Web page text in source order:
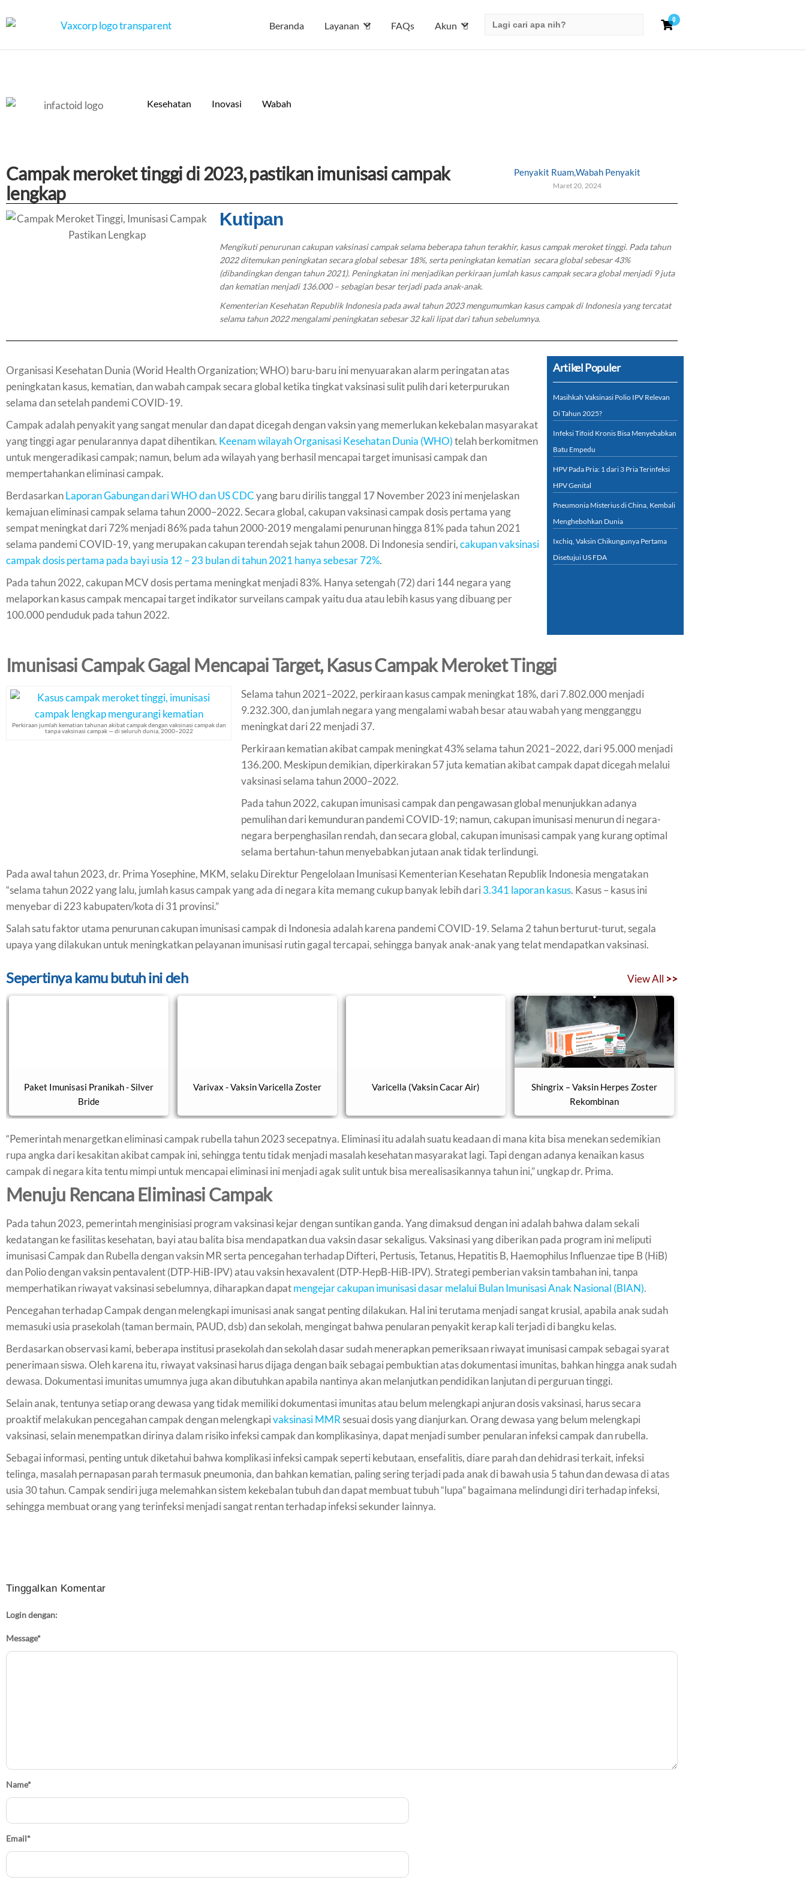
Beranda Layanan FAQs Akun
for:
0
Kesehatan Inovasi Wabah
Campak meroket tinggi di 2023, pastikan imunisasi campak
lengkap
Penyakit Ruam,Wabah Penyakit
Maret 20, 2024
Kutipan
Mengikuti penurunan cakupan vaksinasi campak selama beberapa tahun terakhir, kasus campak meroket tinggi. Pada tahun
2022 ditemukan peningkatan secara global sebesar 18%, serta peningkatan kematian secara global sebesar 43%
(dibandingkan dengan tahun 2021). Peningkatan ini menjadikan perkiraan jumlah kasus campak secara global menjadi 9 juta
dan kematian menjadi 136.000 – sebagian besar terjadi pada anak-anak.
Kementerian Kesehatan Republik Indonesia pada awal tahun 2023 mengumumkan kasus campak di Indonesia yang tercatat
selama tahun 2022 mengalami peningkatan sebesar 32 kali lipat dari tahun sebelumnya.
Organisasi Kesehatan Dunia (Worid Health Organization; WHO) baru-baru ini menyuarakan alarm peringatan atas
peningkatan kasus, kematian, dan wabah campak secara global ketika tingkat vaksinasi sulit pulih dari keterpurukan
selama dan setelah pandemi COVID-19.
Campak adalah penyakit yang sangat menular dan dapat dicegah dengan vaksin yang memerlukan kekebalan masyarakat
yang tinggi agar penularannya dapat dihentikan. Keenam wilayah Organisasi Kesehatan Dunia (WHO)telah berkomitmen
untuk mengeradikasi campak; namun, belum ada wilayah yang berhasil mencapai target imunisasi campak dan
mempertahankan eliminasi campak.
BerdasarkanLaporan Gabungan dari WHO dan US CDCyang baru dirilis tanggal 17 November 2023 ini menjelaskan
kemajuan eliminasi campak selama tahun 2000–2022. Secara global, cakupan vaksinasi campak dosis pertama yang
sempat meningkat dari 72% menjadi 86% pada tahun 2000-2019 mengalami penurunan hingga 81% pada tahun 2021
selama pandemi COVID-19, yang merupakan cakupan terendah sejak tahun 2008. Di Indonesia sendiri,cakupan vaksinasi
campak dosis pertama pada bayi usia 12 – 23 bulan di tahun 2021 hanya sebesar 72%.
Pada tahun 2022, cakupan MCV dosis pertama meningkat menjadi 83%. Hanya setengah (72) dari 144 negara yang
melaporkan kasus campak mencapai target indikator surveilans campak yaitu dua atau lebih kasus yang dibuang per
100.000 penduduk pada tahun 2022.
Artikel Populer
Masihkah Vaksinasi Polio IPV Relevan
Di Tahun 2025?
Infeksi Tifoid Kronis Bisa Menyebabkan
Batu Empedu
HPV Pada Pria: 1 dari 3 Pria Terinfeksi
HPV Genital
Pneumonia Misterius di China, Kembali
Menghebohkan Dunia
Ixchiq, Vaksin Chikungunya Pertama
Disetujui US FDA
Imunisasi Campak Gagal Mencapai Target, Kasus Campak Meroket Tinggi
Perkiraan jumlah kematian tahunan akibat campak dengan vaksinasi campak dan
tanpa vaksinasi campak — di seluruh dunia, 2000–2022
Selama tahun 2021–2022, perkiraan kasus campak meningkat 18%, dari 7.802.000 menjadi
9.232.300, dan jumlah negara yang mengalami wabah besar atau wabah yang mengganggu
meningkat dari 22 menjadi 37.
Perkiraan kematian akibat campak meningkat 43% selama tahun 2021–2022, dari 95.000 menjadi
136.200. Meskipun demikian, diperkirakan 57 juta kematian akibat campak dapat dicegah melalui
vaksinasi selama tahun 2000–2022.
Pada tahun 2022, cakupan imunisasi campak dan pengawasan global menunjukkan adanya
pemulihan dari kemunduran pandemi COVID-19; namun, cakupan imunisasi menurun di negara-
negara berpenghasilan rendah, dan secara global, cakupan imunisasi campak yang kurang optimal
selama bertahun-tahun menyebabkan jutaan anak tidak terlindungi.
Pada awal tahun 2023, dr. Prima Yosephine, MKM, selaku Direktur Pengelolaan Imunisasi Kementerian Kesehatan Republik Indonesia mengatakan
“selama tahun 2022 yang lalu, jumlah kasus campak yang ada di negara kita memang cukup banyak lebih dari 3.341 laporan kasus. Kasus – kasus ini
menyebar di 223 kabupaten/kota di 31 provinsi.”
Salah satu faktor utama penurunan cakupan imunisasi campak di Indonesia adalah karena pandemi COVID-19. Selama 2 tahun berturut-turut, segala
upaya yang dilakukan untuk meningkatkan pelayanan imunisasi rutin gagal tercapai, sehingga banyak anak-anak yang telat mendapatkan vaksinasi.
Sepertinya kamu butuh ini deh View All >>
Paket Imunisasi Pranikah - Silver
Bride
Varivax - Vaksin Varicella Zoster Varicella (Vaksin Cacar Air)
Shingrix – Vaksin Herpes Zoster
Rekombinan
“Pemerintah menargetkan eliminasi campak rubella tahun 2023 secepatnya. Eliminasi itu adalah suatu keadaan di mana kita bisa menekan sedemikian
rupa angka dari kesakitan akibat campak ini, sehingga tentu tidak menjadi masalah kesehatan masyarakat lagi. Tapi dengan adanya kenaikan kasus
campak di negara kita tentu mimpi untuk mencapai eliminasi ini menjadi agak sulit untuk bisa merealisasikannya tahun ini,” ungkap dr. Prima.
Menuju Rencana Eliminasi Campak
Pada tahun 2023, pemerintah menginisiasi program vaksinasi kejar dengan suntikan ganda. Yang dimaksud dengan ini adalah bahwa dalam sekali
kedatangan ke fasilitas kesehatan, bayi atau balita bisa mendapatkan dua vaksin dasar sekaligus. Vaksinasi yang diberikan pada program ini meliputi
imunisasi Campak dan Rubella dengan vaksin MR serta pencegahan terhadap Difteri, Pertusis, Tetanus, Hepatitis B, Haemophilus Influenzae tipe B (HiB)
dan Polio dengan vaksin pentavalent (DTP-HiB-IPV) atau vaksin hexavalent(DTP-HepB-HiB-IPV).Strategi pemberian vaksin tambahan ini, tanpa
memperhatikan riwayat vaksinasi sebelumnya, diharapkan dapatmengejar cakupan imunisasi dasar melalui Bulan Imunisasi Anak Nasional (BIAN).
Pencegahan terhadap Campak dengan melengkapi imunisasi anak sangat penting dilakukan. Hal ini terutama menjadi sangat krusial, apabila anak sudah
memasuki usia prasekolah (taman bermain, PAUD, dsb) dan sekolah, mengingat bahwa penularan penyakit kerap kali terjadi di bangku kelas.
Berdasarkan observasi kami, beberapa institusi prasekolah dan sekolah dasar sudah menerapkan pemeriksaan riwayat imunisasi campak sebagai syarat
penerimaan siswa. Oleh karena itu, riwayat vaksinasi harus dijaga dengan baik sebagai pembuktian atas dokumentasi imunitas, bahkan hingga anak sudah
dewasa. Dokumentasi imunitas umumnya juga akan dibutuhkan apabila nantinya akan melanjutkan pendidikan lanjutan di perguruan tinggi.
Selain anak, tentunya setiap orang dewasa yang tidak memiliki dokumentasi imunitas atau belum melengkapi anjuran dosis vaksinasi, harus secara
proaktif melakukan pencegahan campak dengan melengkapivaksinasi MMRsesuai dosis yang dianjurkan. Orang dewasa yang belum melengkapi
vaksinasi, selain menempatkan dirinya dalam risiko infeksi campak dan komplikasinya, dapat menjadi sumber penularan infeksi campak dan rubella.
Sebagai informasi, penting untuk diketahui bahwa komplikasi infeksi campak seperti kebutaan, ensefalitis, diare parah dan dehidrasi terkait, infeksi
telinga, masalah pernapasan parah termasuk pneumonia, dan bahkan kematian, paling sering terjadi pada anak di bawah usia 5 tahun dan dewasa di atas
usia 30 tahun. Campak sendiri juga melemahkan sistem kekebalan tubuh dan dapat membuat tubuh “lupa” bagaimana melindungi diri terhadap infeksi,
sehingga membuat orang yang terinfeksi menjadi sangat rentan terhadap infeksi sekunder lainnya.
Tinggalkan Komentar
Login dengan:
Message*
Name*
Email*